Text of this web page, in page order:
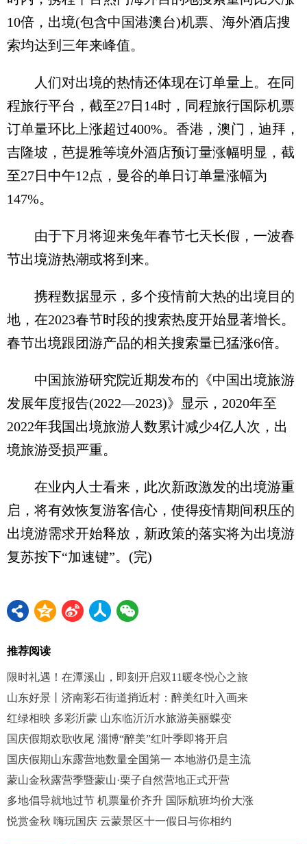
10倍，出境(包含中国港澳台)机票、海外酒店搜
索均达到三年来峰值。
人们对出境的热情还体现在订单量上。在同
程旅行平台，截至27日14时，同程旅行国际机票
订单量环比上涨超过400%。香港，澳门，迪拜，
吉隆坡，芭提雅等境外酒店预订量涨幅明显，截
至27日中午12点，曼谷的单日订单量涨幅为
147%。
由于下月将迎来兔年春节七天长假，一波春
节出境游热潮或将到来。
携程数据显示，多个疫情前大热的出境目的
地，在2023春节时段的搜索热度开始显著增长。
春节出境跟团游产品的相关搜索量已猛涨6倍。
中国旅游研究院近期发布的《中国出境旅游
发展年度报告(2022—2023)》显示，2020年至
2022年我国出境旅游人数累计减少4亿人次，出
境旅游受损严重。
在业内人士看来，此次新政激发的出境游重
启，将有效恢复游客信心，使得疫情期间积压的
出境游需求开始释放，新政策的落实将为出境游
复苏按下“加速键”。(完)
推荐阅读
限时礼遇！在潭溪山，即刻开启双11暖冬悦心之旅
山东好景丨济南彩石街道捎近村：醉美红叶入画来
红绿相映 多彩沂蒙 山东临沂沂水旅游美丽蝶变
国庆假期欢歌收尾 淄博“醉美”红叶季即将开启
国庆假期山东露营地数量全国第一 本地游仍是主流
蒙山金秋露营季暨蒙山·栗子自然营地正式开营
多地倡导就地过节 机票量价齐升 国际航班均价大涨
悦赏金秋 嗨玩国庆 云蒙景区十一假日与你相约